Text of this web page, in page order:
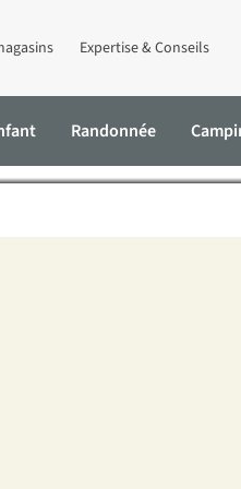
Expertise & Conseils
Randonnée
hors-piste en toute sécurité ?
hors-piste